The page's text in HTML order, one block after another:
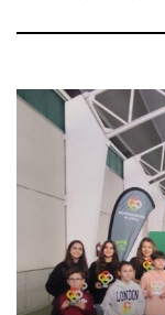
Día:
19
diciembre
2024